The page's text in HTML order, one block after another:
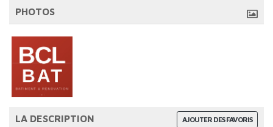
PHOTOS
AJOUTER DES FAVORIS
LA DESCRIPTION